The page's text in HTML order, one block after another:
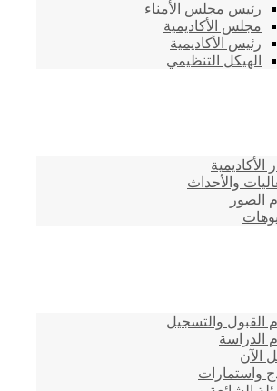
رئيس مجلس الأمناء
مجلس الأكاديمية
رئيس الأكاديمية
الهيكل التنظيمي
الأكاديمية
والأحداث
الصور
القبول والتسجيل
الدراسة
الآن
واستمارات